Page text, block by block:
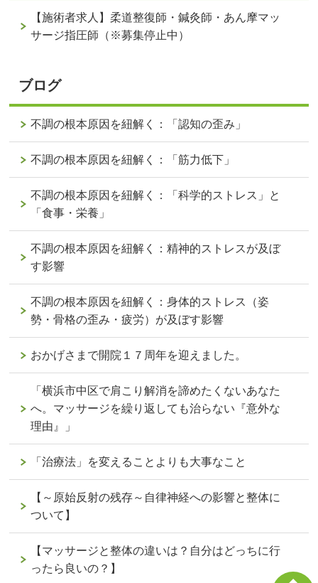
【施術者求人】柔道整復師・鍼灸師・あん摩マッ
サージ指圧師（※募集停止中）
ブログ
不調の根本原因を紐解く：「認知の歪み」
不調の根本原因を紐解く：「筋力低下」
不調の根本原因を紐解く：「科学的ストレス」と
「食事・栄養」
不調の根本原因を紐解く：精神的ストレスが及ぼ
す影響
不調の根本原因を紐解く：身体的ストレス（姿
勢・骨格の歪み・疲労）が及ぼす影響
おかげさまで開院１７周年を迎えました。
「横浜市中区で肩こり解消を諦めたくないあなた
へ。マッサージを繰り返しても治らない『意外な
理由』」
「治療法」を変えることよりも大事なこと
【～原始反射の残存～自律神経への影響と整体に
ついて】
【マッサージと整体の違いは？自分はどっちに行
ったら良いの？】